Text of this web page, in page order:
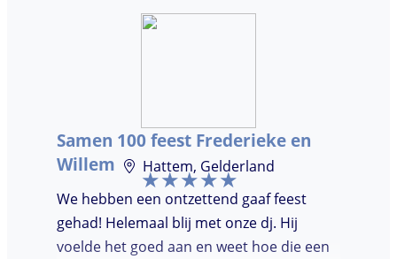
je geld. De gasten vroegen zich af waar ik
Samen 100 feest Frederieke en
Willem
Hattem, Gelderland
We hebben een ontzettend gaaf feest
gehad! Helemaal blij met onze dj. Hij
voelde het goed aan en weet hoe die een